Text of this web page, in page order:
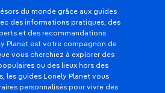
du monde grâce aux guides
des informations pratiques, des
et des recommandations
Planet est votre compagnon de
vous cherchiez à explorer des
ou des lieux hors des
les guides Lonely Planet vous
personnalisés pour vivre des